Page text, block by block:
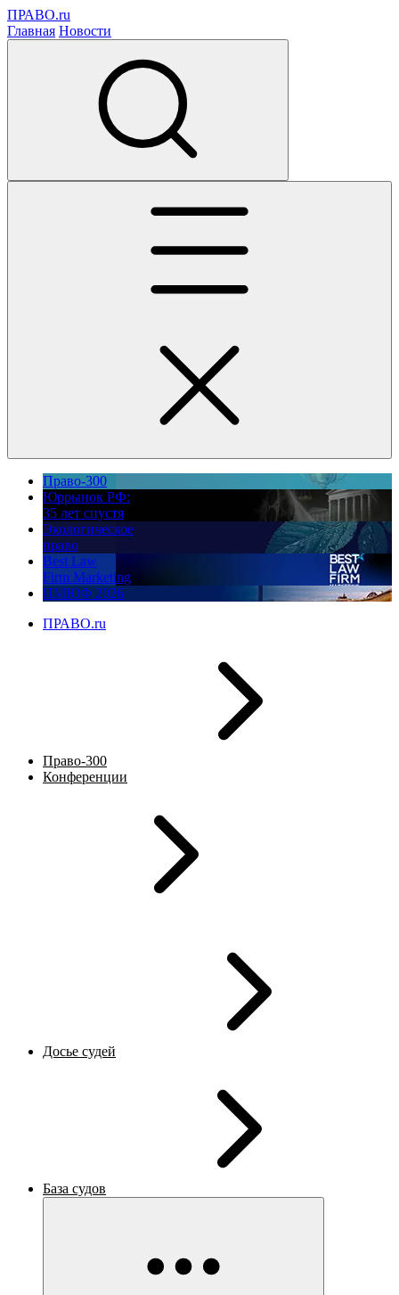
ПРАВО.ru
Главная Новости
Право-300
Юррынок РФ:
35 лет спустя
Экологическое
право
Best Law
Firm Marketing
ПМЮФ 2026
ПРАВО.ru
Право-300
Конференции
Досье судей
База судов